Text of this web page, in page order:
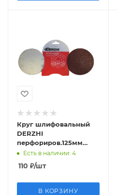
Круг шлифовальный
DERZHI
перфориров.125мм
Р400 8873814
Есть в наличии: 4
110 ₽/шт
В КОРЗИНУ